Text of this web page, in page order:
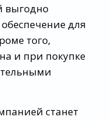
выгодно
для
того,
и при покупке
станет